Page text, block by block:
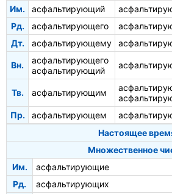
Им.
асфальтирующий
Рд.
асфальтирующего
Дт.
асфальтирующему
Вн.
асфальтирующего
асфальтирующий
Тв. асфальтирующим
Пр. асфальтирующем
Настоящее
Множественное
Им.
асфальтирующие
Рд.
асфальтирующих